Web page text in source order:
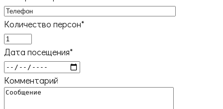
Количество персон*
Дата посещения*
Комментарий